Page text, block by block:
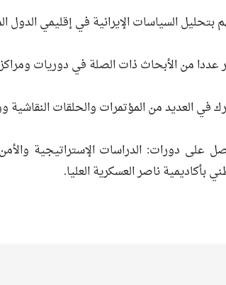
بتحليل السياسات الإيرانية في إقليمي
عددا من الأبحاث ذات الصلة في دوريات
في العديد من المؤتمرات والحلقات
على دورات: الدراسات الإستراتيجية والأمن
بأكاديمية ناصر العسكرية العليا.